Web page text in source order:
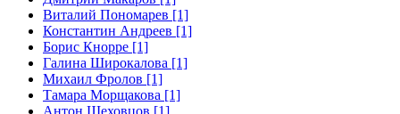
Виталий Пономарев [1]
Константин Андреев [1]
Борис Кнорре [1]
Галина Широкалова [1]
Михаил Фролов [1]
Тамара Морщакова [1]
Антон Шеховцов [1]